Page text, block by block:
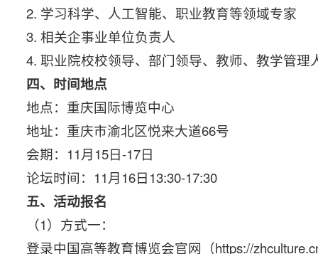
2. 学习科学、人工智能、职业教育等领域专家
3. 相关企事业单位负责人
4. 职业院校校领导、部门领导、教师、教学管理
四、时间地点
地点：重庆国际博览中心
地址：重庆市渝北区悦来大道66号
会期：11月15日-17日
论坛时间：11月16日13:30-17:30
五、活动报名
（1）方式一：
登录中国高等教育博览会官网（https://